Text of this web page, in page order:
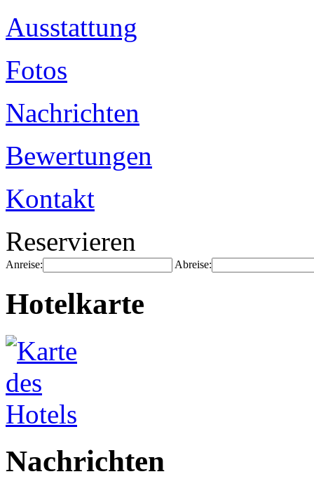
Ausstattung
Fotos
Nachrichten
Bewertungen
Kontakt
Reservieren
Anreise: Abreise:
Hotelkarte
Nachrichten